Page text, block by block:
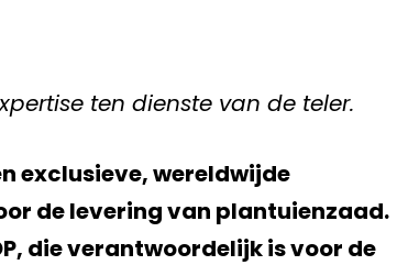
ten dienste van de teler.
exclusieve, wereldwijde
de levering van plantuienzaad.
die verantwoordelijk is voor de